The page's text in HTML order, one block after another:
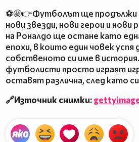
⚽🤩👉Футболът ще продължи
нови звезди, нови герои и нови
на Роналдо ще остане като
епохи, в които един човек успя
собственото си име в
футболисти просто играят
оставят различна, след като
🔗Източник снимки: